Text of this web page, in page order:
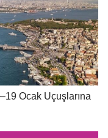
Ocak Uçuşlarına